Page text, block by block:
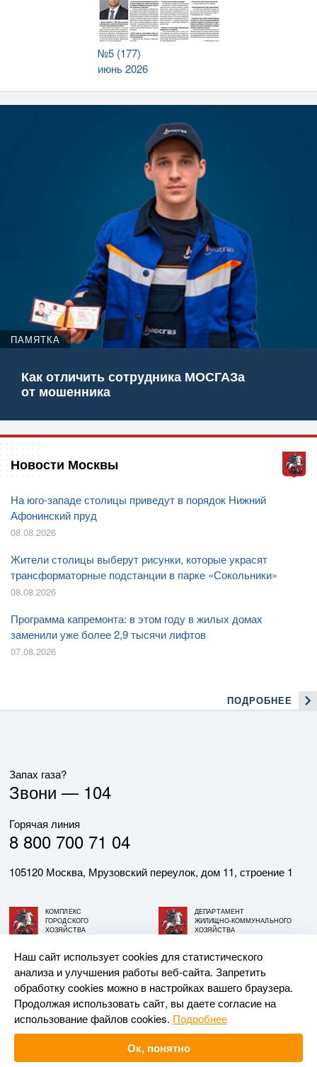
№5 (177)
июнь 2026
ПАМЯТКА
Как отличить сотрудника МОСГАЗа
от мошенника
Новости Москвы
На юго-западе столицы приведут в порядок Нижний
Афонинский пруд
08.08.2026
Жители столицы выберут рисунки, которые украсят
трансформаторные подстанции в парке «Сокольники»
08.08.2026
Программа капремонта: в этом году в жилых домах
заменили уже более 2,9 тысячи лифтов
07.08.2026
ПОДРОБНЕЕ
Запах газа?
Звони — 104
Горячая линия
8 800 700 71 04
105120 Москва, Мрузовский переулок, дом 11, строение 1
КОМПЛЕКС
ГОРОДСКОГО
ХОЗЯЙСТВА
ДЕПАРТАМЕНТ
ЖИЛИЩНО-КОММУНАЛЬНОГО
ХОЗЯЙСТВА
© АО «МОСГАЗ», 2026. При использовании материалов
ссылка на сайт обязательна.
Разработка и поддержка —Upriver
Наш сайт использует cookies для статистического
анализа и улучшения работы веб-сайта. Запретить
обработку cookies можно в настройках вашего браузера.
Продолжая использовать сайт, вы даете согласие на
использование файлов cookies. Подробнее
Ок, понятно